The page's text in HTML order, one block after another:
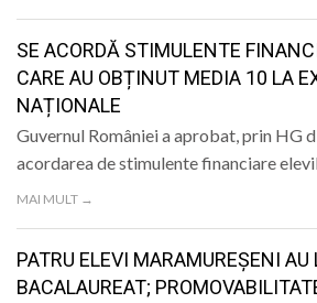
SE ACORDĂ STIMULENTE
CARE AU OBȚINUT MEDIA 10 LA
NAȚIONALE
Guvernul României a aprobat, prin HG
acordarea de stimulente financiare
MAI MULT →
PATRU ELEVI MARAMUREȘENI AU
BACALAUREAT;